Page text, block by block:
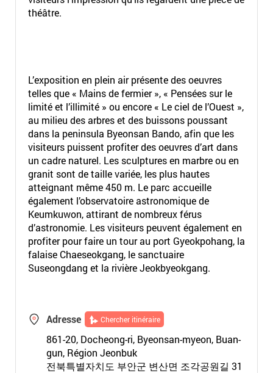
théâtre.
L’exposition en plein air présente des oeuvres
telles que « Mains de fermier », « Pensées sur le
limité et l’illimité » ou encore « Le ciel de l’Ouest »,
au milieu des arbres et des buissons poussant
dans la peninsula Byeonsan Bando, afin que les
visiteurs puissent profiter des oeuvres d’art dans
un cadre naturel. Les sculptures en marbre ou en
granit sont de taille variée, les plus hautes
atteignant même 450 m. Le parc accueille
également l’observatoire astronomique de
Keumkuwon, attirant de nombreux férus
d’astronomie. Les visiteurs peuvent également en
profiter pour faire un tour au port Gyeokpohang, la
falaise Chaeseokgang, le sanctuaire
Suseongdang et la rivière Jeokbyeokgang.
Adresse Chercher itinéraire
861-20, Docheong-ri, Byeonsan-myeon, Buan-
gun, Région Jeonbuk
전북특별자치도 부안군 변산면 조각공원길 31